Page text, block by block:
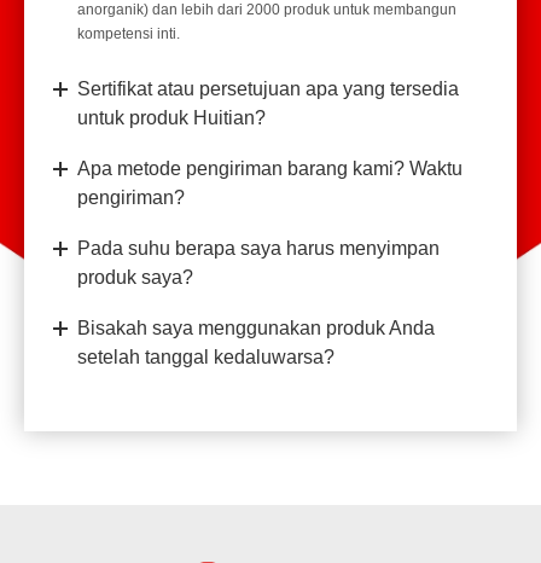
anorganik) dan lebih dari 2000 produk untuk membangun
kompetensi inti.
Sertifikat atau persetujuan apa yang tersedia
untuk produk Huitian?
Apa metode pengiriman barang kami? Waktu
pengiriman?
Pada suhu berapa saya harus menyimpan
produk saya?
Bisakah saya menggunakan produk Anda
setelah tanggal kedaluwarsa?
menyesuaikan produk sesuai kebutuhan saya?